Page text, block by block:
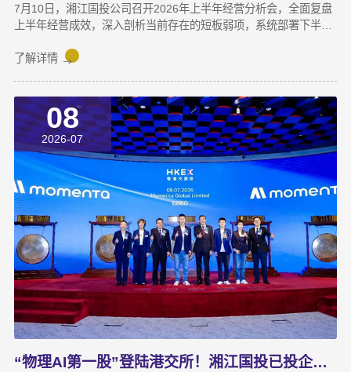
7月10日，湘江国投公司召开2026年上半年经营分析会，全面复盘
上半年经营成效，深入剖析当前存在的短板弱项，系统部署下半年
年。湘江集团党委副书记宋邦到会指导，湘江国投公司董事长龚国
了上半年业务拓展、指标完成及重点专项推进情况。领导班子成员
结合分管领域，交流工作思路与落实举措，进一步统一思想、凝聚
共识，为下半年协同作战夯实基础。龚国旺在总结讲话中指出，上
半年公司经营效益稳中有升，实现营收6358万元，同比增长
27.6%；利润总额达1.26亿元，同比增长82.8%。股权投资标的持
续向好，金融资产浮盈实现可持续增长，投资主业对公司整体盈利
能力的支撑作用进一步增强。基金业务进退有序，投退良性循环格
局初步形成；直投项目储备与落地扎实推进，资本招商取得实质进
展；湘江基金小镇二期克服连续雨季施工困难，顺利完成竣工验
收；数据运营、商业保理转型取得阶段性突破，科技成果转化服务
与大学生创新创业支持工作也正加速铺开，为后续增长注入新活
力。
了解详情
08
2026-07
“物理AI第一股”登陆港交所！湘江国投已投企业Momenta成功上市